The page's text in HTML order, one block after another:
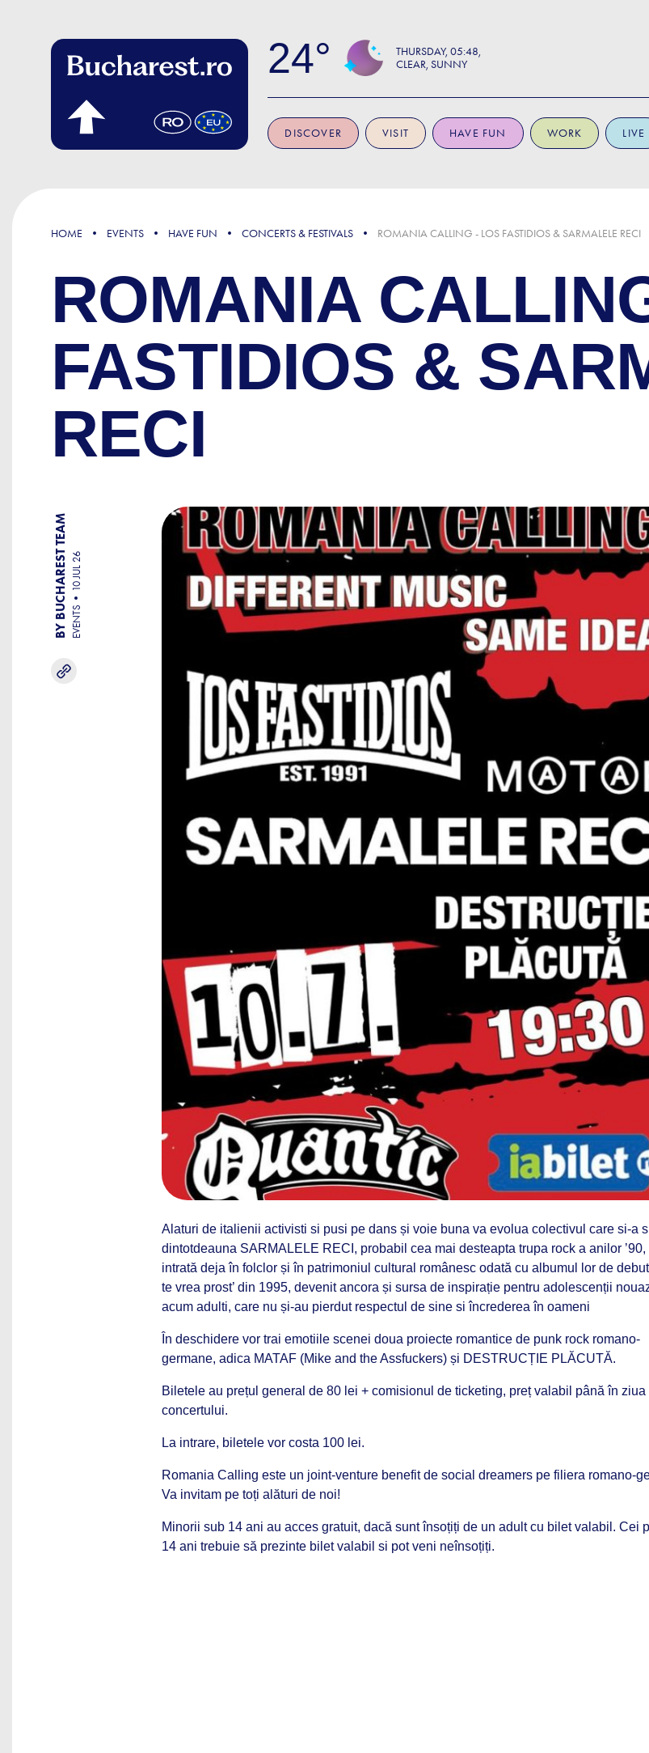
24 THURSDAY 05:48
CLEAR, SUNNY
DISCOVER VISIT HAVE FUN WORK LIVE
HOME EVENTS HAVE FUN CONCERTS & FESTIVALS ROMANIA CALLING - LOS FASTIDIOS & SARMALELE RECI
ROMANIA
FASTIDIOS &
RECI
BY BUCHAREST TEAM EVENTS
10 JUL 26
Alaturi de italienii activisti si pusi pe dans și voie buna va evolua colectivul care si-a
dintotdeauna SARMALELE RECI, probabil cea mai desteapta trupa rock a anilor ’90,
intrată deja în folclor și în patrimoniul cultural românesc odată cu albumul lor de debut
te vrea prost’ din 1995, devenit ancora și sursa de inspirație pentru adolescenții
acum adulti, care nu și-au pierdut respectul de sine si încrederea în oameni
În deschidere vor trai emotiile scenei doua proiecte romantice de punk rock romano-
germane, adica MATAF (Mike and the Assfuckers) și DESTRUCȚIE PLĂCUTĂ.
Biletele au prețul general de 80 lei + comisionul de ticketing, preț valabil până în ziua
concertului.
La intrare, biletele vor costa 100 lei.
Romania Calling este un joint-venture benefit de social dreamers pe filiera romano-
Va invitam pe toți alături de noi!
Minorii sub 14 ani au acces gratuit, dacă sunt însoțiți de un adult cu bilet valabil. Cei
14 ani trebuie să prezinte bilet valabil si pot veni neînsoțiți.